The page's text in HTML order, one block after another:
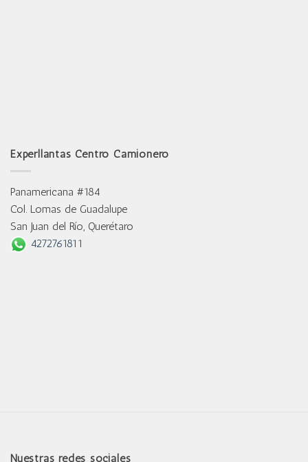
Experllantas Centro Camionero
Panamericana #184
Col. Lomas de Guadalupe
San Juan del Río, Querétaro
4272761811
Nuestras redes sociales